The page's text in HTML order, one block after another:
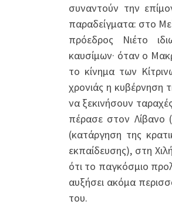
συναντούν την
παραδείγματα: στο
πρόεδρος Νιέτο
καυσίμων· όταν ο
το κίνημα των
χρονιάς η κυβέρνηση
να ξεκινήσουν
πέρασε στον Λίβανο
(κατάργηση της
εκπαίδευσης), στη
ότι το παγκόσμιο
αυξήσει ακόμα
του.